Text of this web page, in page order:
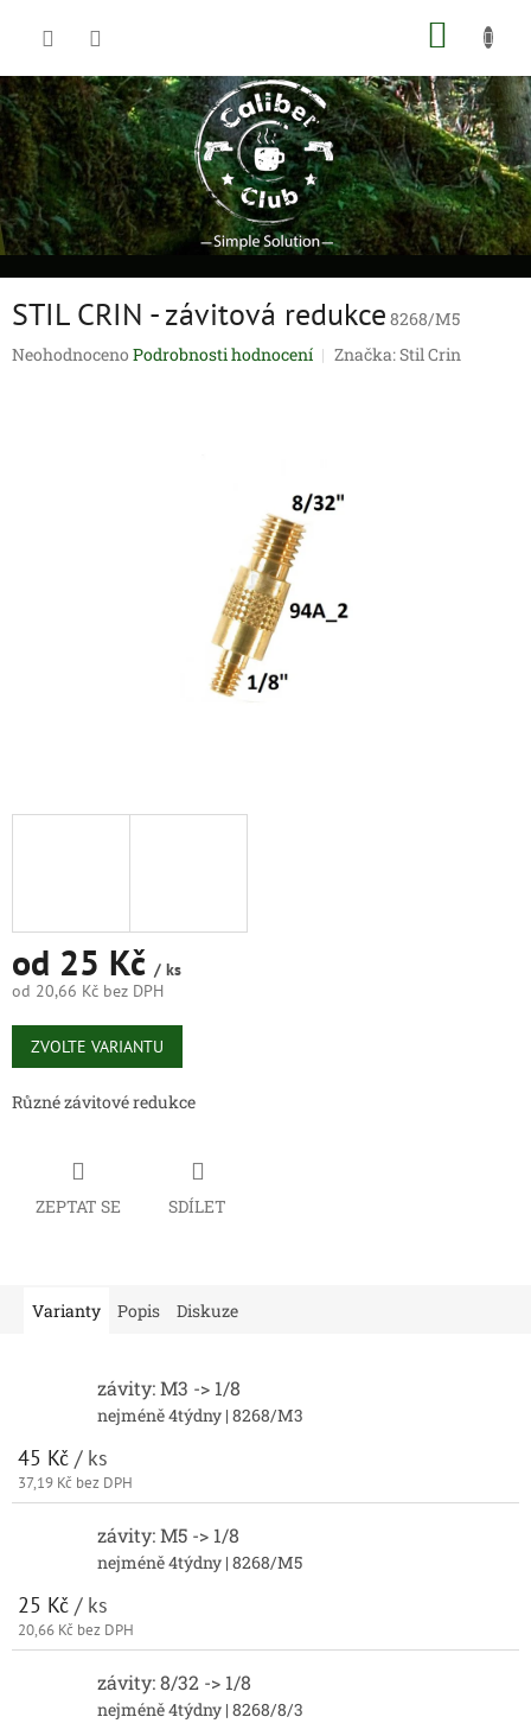
STIL CRIN - závitová redukce 8268/M5
Průměrné
Neohodnoceno Podrobnosti hodnocení Značka:Stil Crin
od 25 Kč / ks
od 20,66 Kč bez DPH
Měrná
cena:
ZVOLTE VARIANTU
Různé závitové redukce
ZEPTAT SE SDÍLET
Varianty Popis Diskuze
závity: M3 -> 1/8
nejméně 4týdny | 8268/M3
45 Kč / ks
37,19 Kč bez DPH
závity: M5 -> 1/8
nejméně 4týdny | 8268/M5
25 Kč / ks
20,66 Kč bez DPH
závity: 8/32 -> 1/8
nejméně 4týdny | 8268/8/3